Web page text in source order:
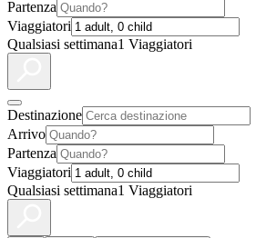
Partenza
Viaggiatori
Qualsiasi settimana1 Viaggiatori
Destinazione
Arrivo
Partenza
Viaggiatori
Qualsiasi settimana1 Viaggiatori